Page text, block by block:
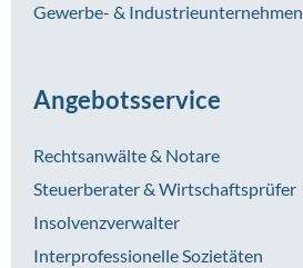
Gewerbe- & Industrieunternehmen
Angebotsservice
Rechtsanwälte & Notare
Steuerberater & Wirtschaftsprüfer
Insolvenzverwalter
Interprofessionelle Sozietäten